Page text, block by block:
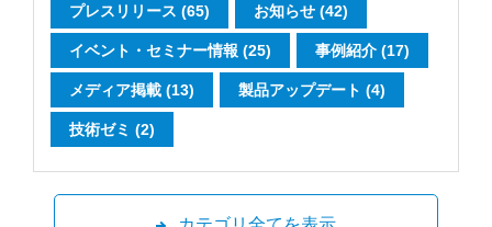
プレスリリース (65) お知らせ (42)
イベント・セミナー情報 (25) 事例紹介 (17)
メディア掲載 (13) 製品アップデート (4)
技術ゼミ (2)